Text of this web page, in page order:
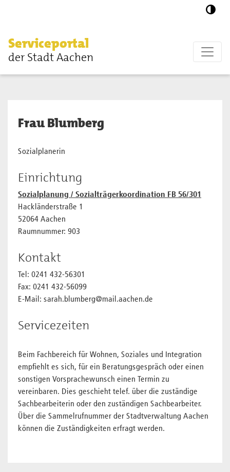
Serviceportal
der Stadt Aachen
Frau Blumberg
Sozialplanerin
Einrichtung
Sozialplanung / Sozialträgerkoordination FB 56/301
Hackländerstraße 1
52064 Aachen
Raumnummer: 903
Kontakt
Tel: 0241 432-56301
Fax: 0241 432-56099
E-Mail: sarah.blumberg@mail.aachen.de
Servicezeiten
Beim Fachbereich für Wohnen, Soziales und Integration
empfiehlt es sich, für ein Beratungsgespräch oder einen
sonstigen Vorsprachewunsch einen Termin zu
vereinbaren. Dies geschieht telef. über die zuständige
Sachbearbeiterin oder den zuständigen Sachbearbeiter.
Über die Sammelrufnummer der Stadtverwaltung Aachen
können die Zuständigkeiten erfragt werden.